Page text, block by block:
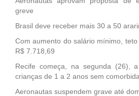
greve
Brasil deve receber mais 30 a 50
Com aumento do salário mínimo,
R$ 7.718,69
Recife começa, na segunda (26),
crianças de 1 a 2 anos sem
Aeronautas suspendem grave até